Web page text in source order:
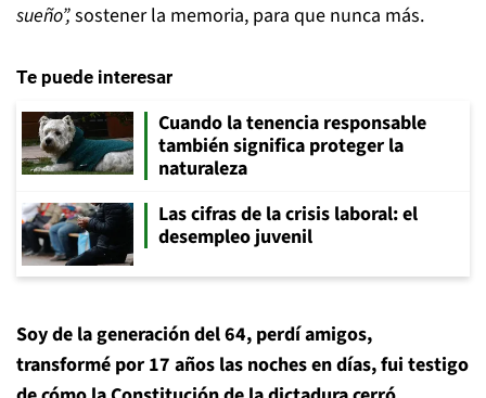
sueño”,sostener la memoria, para que nunca más.
Te puede interesar
Cuando la tenencia responsable
también significa proteger la
naturaleza
Las cifras de la crisis laboral: el
desempleo juvenil
Soy de la generación del 64, perdí amigos,
transformé por 17 años las noches en días, fui testigo